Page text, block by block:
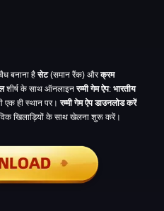
बनाना हैसेट(समान रैंक) औरक्रम
शीर्ष के साथ ऑनलाइनरम्मी गेम ऐप:भारतीय
एक ही स्थान पर।रम्मी गेम ऐप डाउनलोड करें
खिलाड़ियों के साथ खेलना शुरू करें।